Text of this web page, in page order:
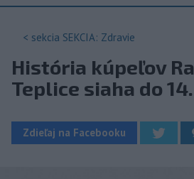
< sekcia SEKCIA: Zdravie
História kúpeľov
Teplice siaha do
Zdieľaj na Facebooku